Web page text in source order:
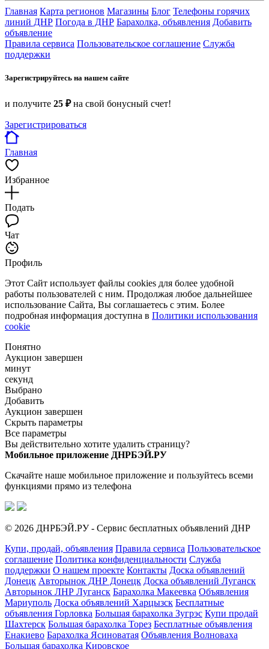
Главная Карта регионов Магазины Блог Телефоны горячих
линий ДНР Погода в ДНР Барахолка, объявления Добавить
объявление
Правила сервиса Пользовательское соглашение Служба
поддержки
Зарегистрируйтесь на нашем сайте
и получите 25 ₽на свой бонусный счет!
Зарегистрироваться
Главная
Избранное
Подать
Чат
Профиль
Этот Сайт использует файлы cookies для более удобной
работы пользователей с ним. Продолжая любое дальнейшее
использование Сайта, Вы соглашаетесь с этим. Более
подробная информация доступна в Политики использования
cookie
Понятно
Аукцион завершен
минут
секунд
Выбрано
Добавить
Аукцион завершен
Скрыть параметры
Все параметры
Вы действительно хотите удалить страницу?
Мобильное приложение ДНРБЭЙ.РУ
Скачайте наше мобильное приложение и пользуйтесь всеми
функциями прямо из телефона
© 2026 ДНРБЭЙ.РУ - Сервис бесплатных объявлений ДНР
Купи, продай, объявления Правила сервиса Пользовательское
соглашение Политика конфиденциальности Служба
поддержки О нашем проекте Контакты Доска объявлений
Донецк Авторынок ДНР Донецк Доска объявлений Луганск
Авторынок ЛНР Луганск Барахолка Макеевка Объявления
Мариуполь Доска объявлений Харцызск Бесплатные
объявления Горловка Большая барахолка Зугрэс Купи продай
Шахтерск Большая барахолка Торез Бесплатные объявления
Енакиево Барахолка Ясиноватая Объявления Волноваха
Большая барахолка Кировское